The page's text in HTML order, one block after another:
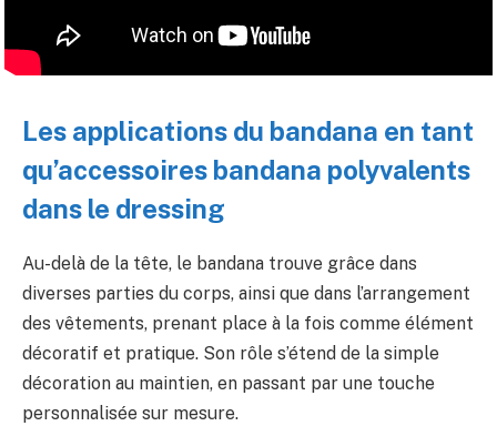
Les applications du bandana en tant
qu’accessoires bandana polyvalents
dans le dressing
Au-delà de la tête, le bandana trouve grâce dans
diverses parties du corps, ainsi que dans l’arrangement
des vêtements, prenant place à la fois comme élément
décoratif et pratique. Son rôle s’étend de la simple
décoration au maintien, en passant par une touche
personnalisée sur mesure.